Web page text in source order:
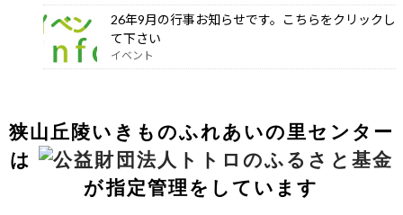
26年9月の行事お知らせです。こちらをクリックし
て下さい
イベント
狭山丘陵いきものふれあいの里センター
は
が指定管理をしています